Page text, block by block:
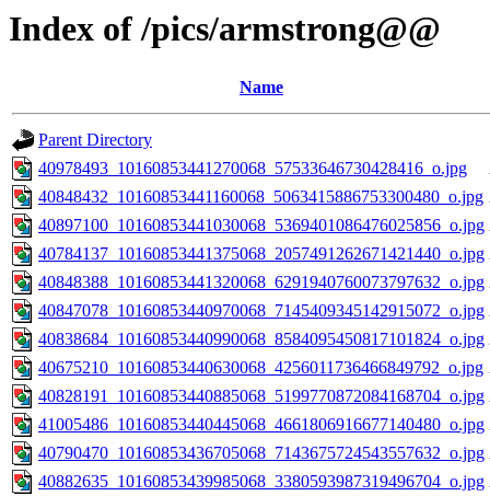
Index of /pics/armstrong@@
Name
Parent Directory
40978493_10160853441270068_57533646730428416_o.jpg
40848432_10160853441160068_5063415886753300480_o.jpg
40897100_10160853441030068_5369401086476025856_o.jpg
40784137_10160853441375068_2057491262671421440_o.jpg
40848388_10160853441320068_6291940760073797632_o.jpg
40847078_10160853440970068_7145409345142915072_o.jpg
40838684_10160853440990068_8584095450817101824_o.jpg
40675210_10160853440630068_4256011736466849792_o.jpg
40828191_10160853440885068_5199770872084168704_o.jpg
41005486_10160853440445068_4661806916677140480_o.jpg
40790470_10160853436705068_7143675724543557632_o.jpg
40882635_10160853439985068_3380593987319496704_o.jpg